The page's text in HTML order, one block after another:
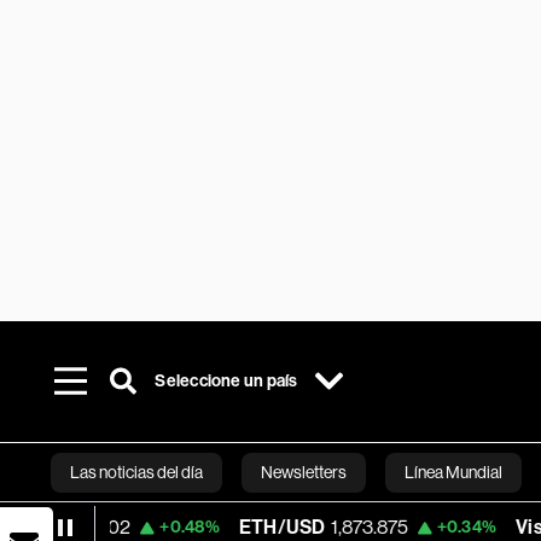
Seleccione un país
Las noticias del día Newsletters Línea Mundial
Bloomberg
ETH/USD 1,873.875 +0.34% Visa 368.64